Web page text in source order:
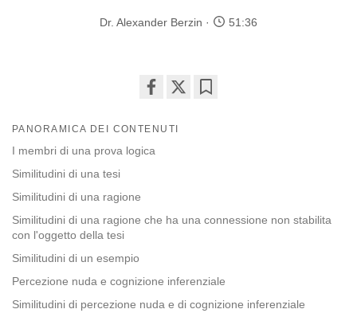
Dr. Alexander Berzin 51:36
on
facebook
PANORAMICA DEI CONTENUTI
I membri di una prova logica
Similitudini di una tesi
Similitudini di una ragione
Similitudini di una ragione che ha una connessione non stabilita
con l'oggetto della tesi
Similitudini di un esempio
Percezione nuda e cognizione inferenziale
Similitudini di percezione nuda e di cognizione inferenziale